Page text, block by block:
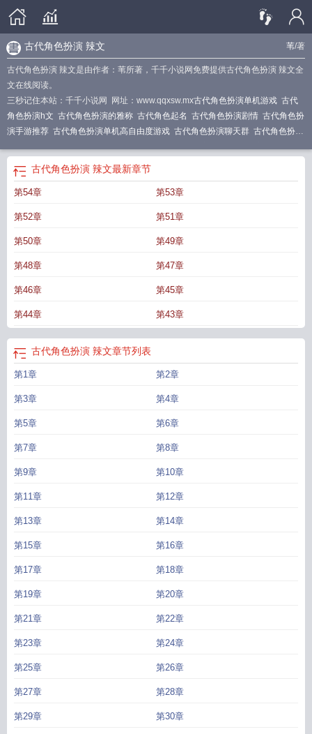
苇/著
古代角色扮演 辣文
古代角色扮演 辣文是由作者：苇所著，千千小说网免费提供古代角色扮演 辣文全
文在线阅读。
三秒记住本站：千千小说网 网址：www.qqxsw.mx古代角色扮演单机游戏 古代
角色扮演h文 古代角色扮演的雅称 古代角色起名 古代角色扮演剧情 古代角色扮
演手游推荐 古代角色扮演单机高自由度游戏 古代角色扮演聊天群 古代角色扮演
代角色扮演手游
古代角色扮演 辣文 古代角色有哪些
表达
清 矢量运动图片
古代角色扮演 辣文最新章节
第54章 第53章
第52章 第51章
第50章 第49章
第48章 第47章
第46章 第45章
第44章 第43章
古代角色扮演 辣文章节列表
第1章 第2章
第3章 第4章
第5章 第6章
第7章 第8章
第9章 第10章
第11章 第12章
第13章 第14章
第15章 第16章
第17章 第18章
第19章 第20章
第21章 第22章
第23章 第24章
第25章 第26章
第27章 第28章
第29章 第30章